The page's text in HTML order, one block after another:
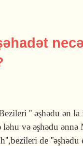
necə
'' əşhədu ən
ləhu və əşhədu ənnə
de